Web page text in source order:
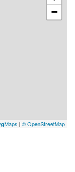
−
Maps | © OpenStreetMap